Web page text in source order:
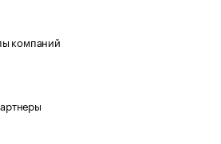
компаний